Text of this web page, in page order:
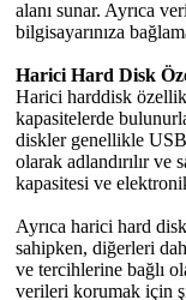
alanı sunar. Ayrıca
bilgisayarınıza
Harici Hard Disk
Harici harddisk
kapasitelerde
diskler genellikle USB
olarak adlandırılır
kapasitesi ve
Ayrıca harici hard
sahipken, diğerleri
ve tercihlerine bağlı
verileri korumak için